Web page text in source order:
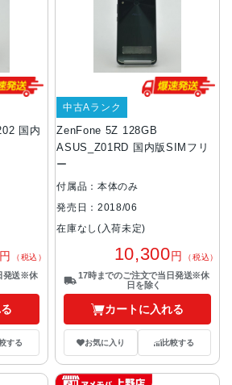
国内
円 （税込）
発送※休
する
ZenFone 5Z 128GB
ASUS_Z01RD 国内版SIMフリ
ー
中古Aランク
付属品：本体のみ
発売日：2018/06
在庫なし(入荷未定)
10,300円 （税込）
17時までのご注文で当日発送※休
日を除く
カートに入れる
お気に入り 比較する